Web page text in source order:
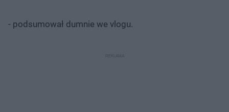
- podsumował dumnie we vlogu.